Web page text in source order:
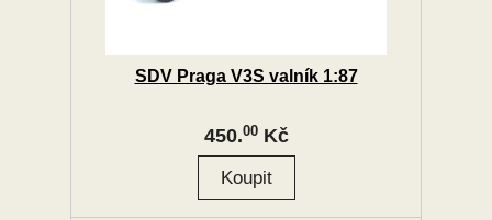
SDV Praga V3S valník 1:87
450.00Kč